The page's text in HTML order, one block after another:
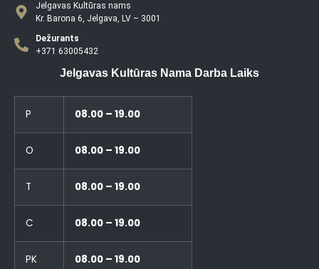
Jelgavas Kultūras nams
Kr. Barona 6, Jelgava, LV – 3001
Dežurants
+371 63005432
Jelgavas Kultūras Nama Darba Laiks
P 08.00 – 19.00
O 08.00 – 19.00
T 08.00 – 19.00
C 08.00 – 19.00
PK 08.00 – 19.00